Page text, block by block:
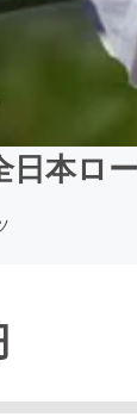
本ロ